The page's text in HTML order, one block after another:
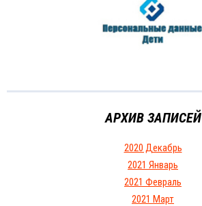
АРХИВ ЗАПИСЕЙ
2020 Декабрь
2021 Январь
2021 Февраль
2021 Март